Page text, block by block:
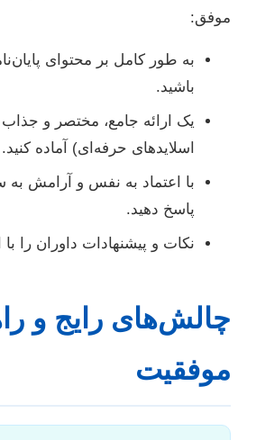
موفق:
به طور کامل بر محتوای
باشید.
یک ارائه جامع، مختصر و جذاب
اسلاید‌های حرفه‌ای) آماده کنید.
با اعتماد به نفس و آرامش به
پاسخ دهید.
نکات و پیشنهادات داوران را با
چالش‌های رایج و
موفقیت